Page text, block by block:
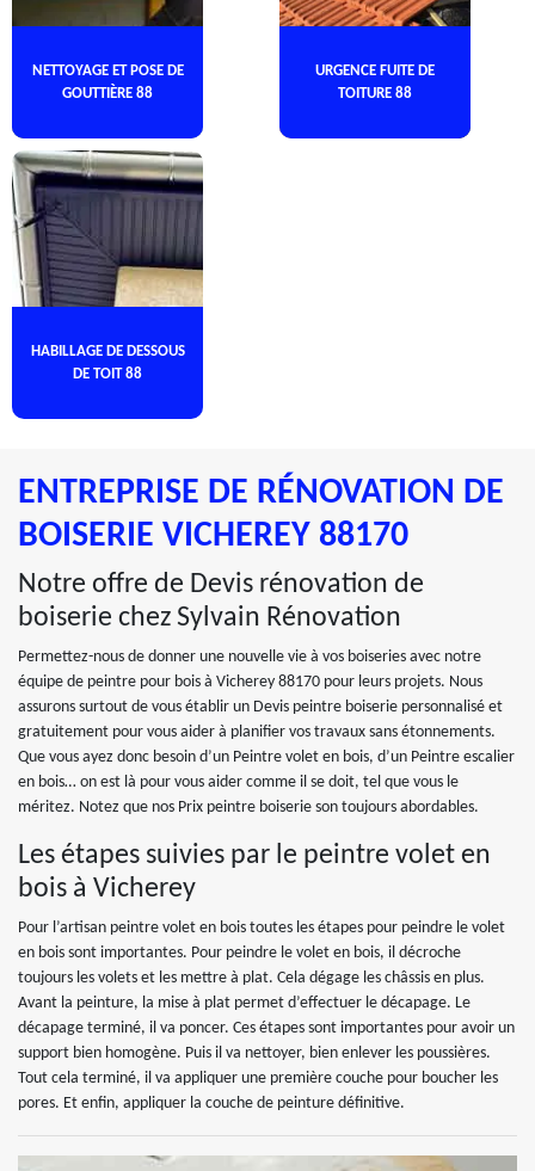
NETTOYAGE ET POSE DE
GOUTTIÈRE 88
URGENCE FUITE DE
TOITURE 88
HABILLAGE DE DESSOUS
DE TOIT 88
ENTREPRISE DE RÉNOVATION DE
BOISERIE VICHEREY 88170
Notre offre de Devis rénovation de
boiserie chez Sylvain Rénovation
Permettez-nous de donner une nouvelle vie à vos boiseries avec notre
équipe de peintre pour bois à Vicherey 88170 pour leurs projets. Nous
assurons surtout de vous établir un Devis peintre boiserie personnalisé et
gratuitement pour vous aider à planifier vos travaux sans étonnements.
Que vous ayez donc besoin d’un Peintre volet en bois, d’un Peintre escalier
en bois… on est là pour vous aider comme il se doit, tel que vous le
méritez. Notez que nos Prix peintre boiserie son toujours abordables.
Les étapes suivies par le peintre volet en
bois à Vicherey
Pour l’artisan peintre volet en bois toutes les étapes pour peindre le volet
en bois sont importantes. Pour peindre le volet en bois, il décroche
toujours les volets et les mettre à plat. Cela dégage les châssis en plus.
Avant la peinture, la mise à plat permet d’effectuer le décapage. Le
décapage terminé, il va poncer. Ces étapes sont importantes pour avoir un
support bien homogène. Puis il va nettoyer, bien enlever les poussières.
Tout cela terminé, il va appliquer une première couche pour boucher les
pores. Et enfin, appliquer la couche de peinture définitive.